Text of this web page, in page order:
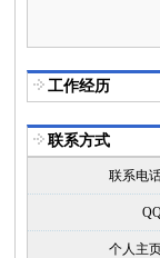
工作经历
联系方式
联系电
个人主